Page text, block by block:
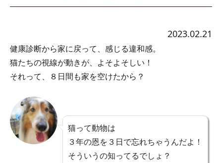
2023.02.21
健康診断から家に戻って、感じる違和感。
猫たちの視線が動きが、よそよそしい！
それって、８日間も家を空けたから？
猫って動物は
３年の恩を３日で忘れちゃうんだよ！
そういうの知ってるでしょ？